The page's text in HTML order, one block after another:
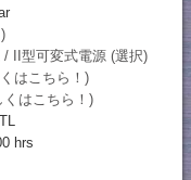
/ II型可変式電源 (選択)
はこちら！)
くはこちら！)
hrs